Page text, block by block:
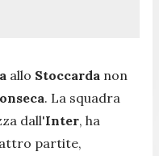
allo Stoccarda non
. La squadra
dall'Inter, ha
partite,